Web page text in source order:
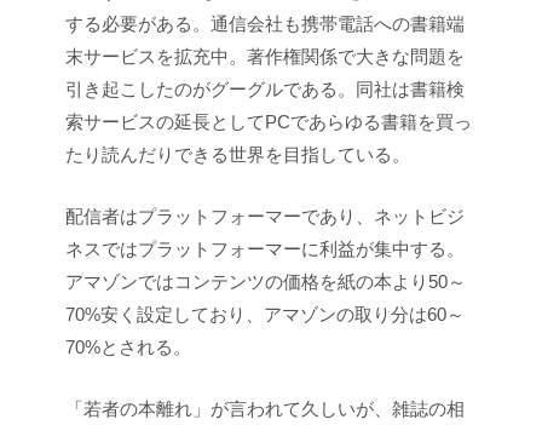
する必要がある。通信会社も携帯電話への書籍端
末サービスを拡充中。著作権関係で大きな問題を
引き起こしたのがグーグルである。同社は書籍検
索サービスの延長としてPCであらゆる書籍を買っ
たり読んだりできる世界を目指している。
配信者はプラットフォーマーであり、ネットビジ
ネスではプラットフォーマーに利益が集中する。
アマゾンではコンテンツの価格を紙の本より50～
70%安く設定しており、アマゾンの取り分は60～
70%とされる。
「若者の本離れ」が言われて久しいが、雑誌の相